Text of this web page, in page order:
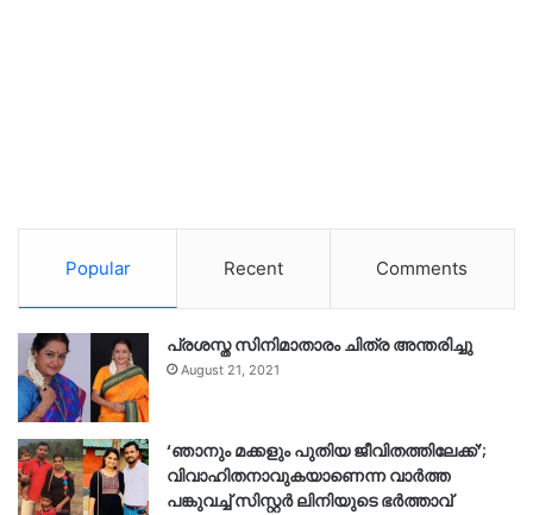
Popular Recent Comments
പ്രശസ്ത സിനിമാതാരം ചിത്ര അന്തരിച്ചു
August 21, 2021
‘ഞാനും മക്കളും പുതിയ ജീവിതത്തിലേക്ക്’;
വിവാഹിതനാവുകയാണെന്ന വാർത്ത
പങ്കുവച്ച് സിസ്റ്റർ ലിനിയുടെ ഭർത്താവ്